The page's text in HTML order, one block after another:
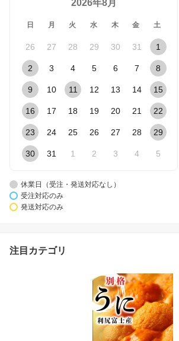
2026年8月
日 月 火 水 木 金 土
26 27 28 29 30 31 1
2 3 4 5 6 7 8
9 10 11 12 13 14 15
16 17 18 19 20 21 22
23 24 25 26 27 28 29
30 31 1 2 3 4 5
休業日（受注・発送対応なし）
受注対応のみ
発送対応のみ
注目カテゴリ